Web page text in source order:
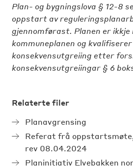
Plan- og bygningslova § 12-8
oppstart av
gjennomførast. Planen er ikkje
kommuneplanen og
konsekvensutgreiing etter
konsekvensutgreiingar § 6
Relaterte filer
Planavgrensing
Referat frå
rev 08.04.2024
Planinitiativ Elvebakken